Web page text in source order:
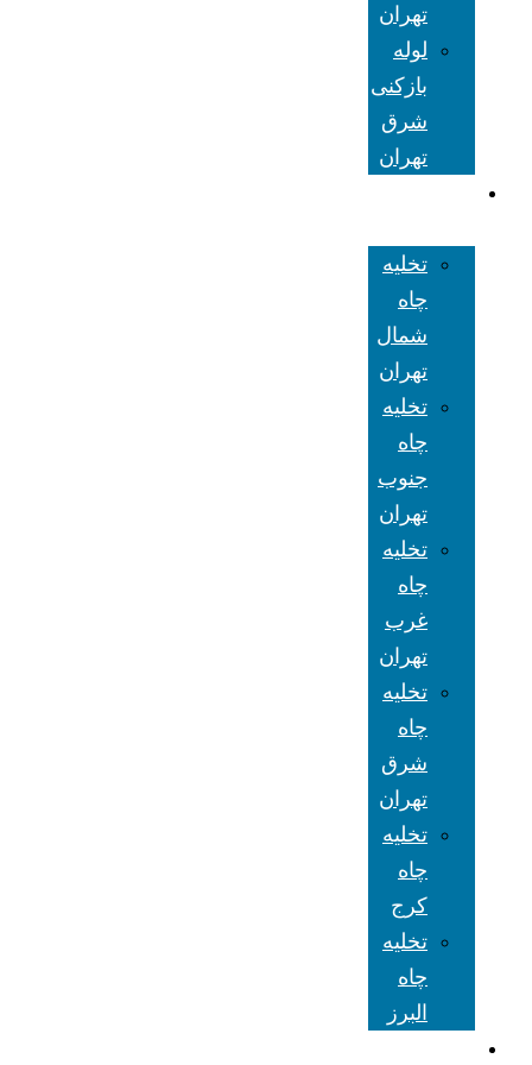
تهران
لوله
بازکنی
شرق
تهران
تخلیه
چاه
شمال
تهران
تخلیه
چاه
جنوب
تهران
تخلیه
چاه
غرب
تهران
تخلیه
چاه
شرق
تهران
تخلیه
چاه
کرج
تخلیه
چاه
البرز